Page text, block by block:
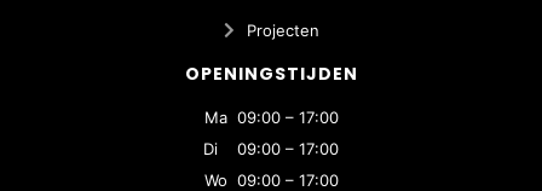
Projecten
OPENINGSTIJDEN
Ma 09:00 – 17:00
Di 09:00 – 17:00
Wo 09:00 – 17:00